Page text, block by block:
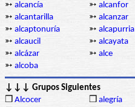
➳ alcancía ➳ alcanfor
➳ alcantarilla ➳ alcanzar
➳ alcaptonuría ➳ alcapurria
➳ alcaucil ➳ alcayata
➳ alcázar ➳ alce
➳ alcoba
↓↓↓ Grupos Siguientes
❒ Alcocer ❒ alegría